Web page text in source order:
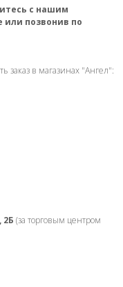
с нашим
или позвонив по
заказ в магазинах "Ангел":
2Б (за торговым центром